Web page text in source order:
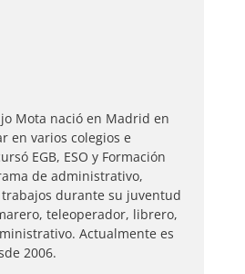
Mota nació en Madrid en
en varios colegios e
EGB, ESO y Formación
de administrativo,
durante su juventud
teleoperador, librero,
Actualmente es
2006.